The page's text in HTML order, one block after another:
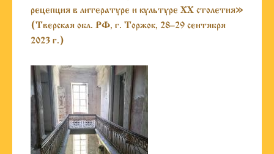
рецепция в литературе и культуре XX столетия»
(Тверская обл. РФ, г. Торжок, 28–29 сентября
2023 г.)